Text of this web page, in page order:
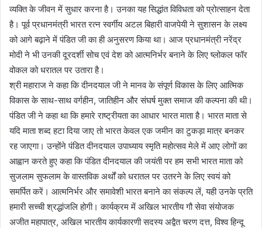
व्यक्ति के जीवन में सुधार करना है। उनका यह सिद्धांत विविधता को प्रोत्साहन देता
है। पूर्व प्रधानमंत्री भारत रत्न स्वर्गीय अटल बिहारी वाजपेयी ने सुशासन के लक्ष्य
को आगे बढ़ाने में पंडित जी का ही अनुसरण किया था। आज प्रधानमंत्री नरेंद्र
मोदी ने भी उनकी दूरदर्शी सोच एवं देश को आत्मनिर्भर बनाने के लिए ष्लोकल फॉर
वोकल को धरातल पर उतारा है।
श्री महाराज ने कहा कि दीनदयाल जी ने मानव के संपूर्ण विकास के लिए आत्मिक
विकास के साथ-साथ वर्गहीन, जातिहीन और संघर्ष मुक्त समाज की कल्पना की थी।
पंडित जी ने कहा था कि हमारे राष्ट्रीयता का आधार भारत माता है। भारत माता से
यदि माता शब्द हटा दिया जाए तो भारत केवल एक जमीन का टुकड़ा मात्र बनकर
रह जाएगा। उन्होंने पंडित दीनदयाल उपाध्याय स्मृति महोत्सव मेले में आए लोगों का
आह्वान करते हुए कहा कि पंडित दीनदयाल की जयंती पर हम सभी भारत माता को
सुजलाम सुफलाम के वास्तविक अर्थों को धरातल पर उतरने के लिए स्वयं को
समर्पित करें। आत्मनिर्भर और समावेशी भारत बनाने का संकल्प लें, यही उनके प्रति
हमारी सच्ची श्रद्धांजलि होगी। कार्यक्रम में अखिल भारतीय गौ सेवा संयोजक
अजीत महापात्र, अखिल भारतीय कार्यकारणी सदस्य अद्वैत चरण दत्त, विश्व हिन्दू